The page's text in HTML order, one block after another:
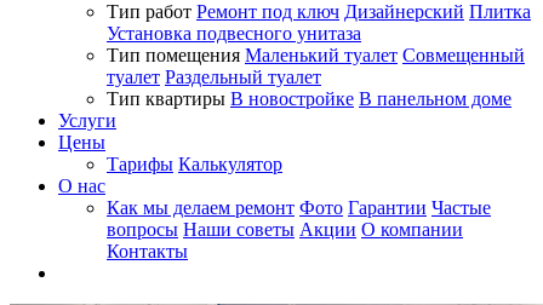
Тип работ Ремонт под ключ Дизайнерский Плитка
Установка подвесного унитаза
Тип помещения Маленький туалет Совмещенный
туалет Раздельный туалет
Тип квартиры В новостройке В панельном доме
Услуги
Цены
Тарифы Калькулятор
О нас
Как мы делаем ремонт Фото Гарантии Частые
вопросы Наши советы Акции О компании
Контакты